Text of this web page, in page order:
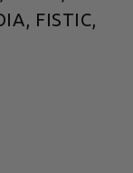
FISTIC,